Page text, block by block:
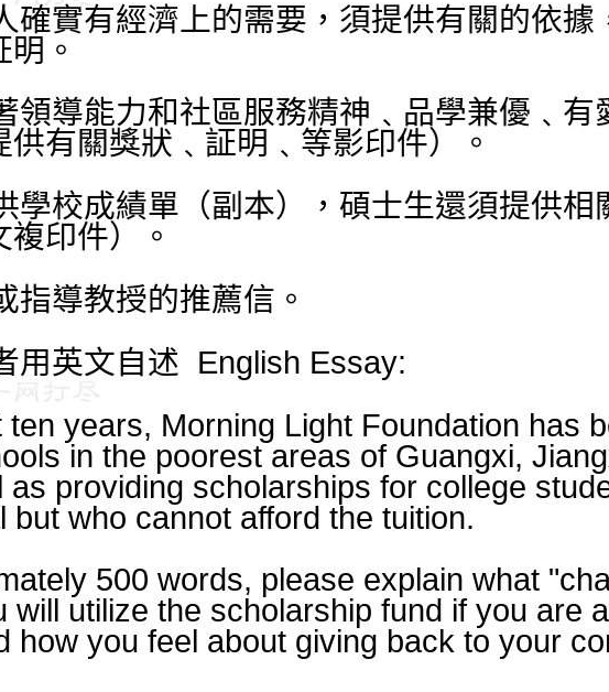
確實有經濟上的需要，須提供有關的依據
。
領導能力和社區服務精神﹑品學兼優﹑有
供有關獎狀﹑証明﹑等影印件）。
學校成績單（副本），碩士生還須提供相
複印件）。
指導教授的推薦信。
英文自述 English Essay:
ten years, Morning Light Foundation has
in the poorest areas of Guangxi,
as providing scholarships for college
but who cannot afford the tuition.
500 words, please explain what
will utilize the scholarship fund if you are
how you feel about giving back to your